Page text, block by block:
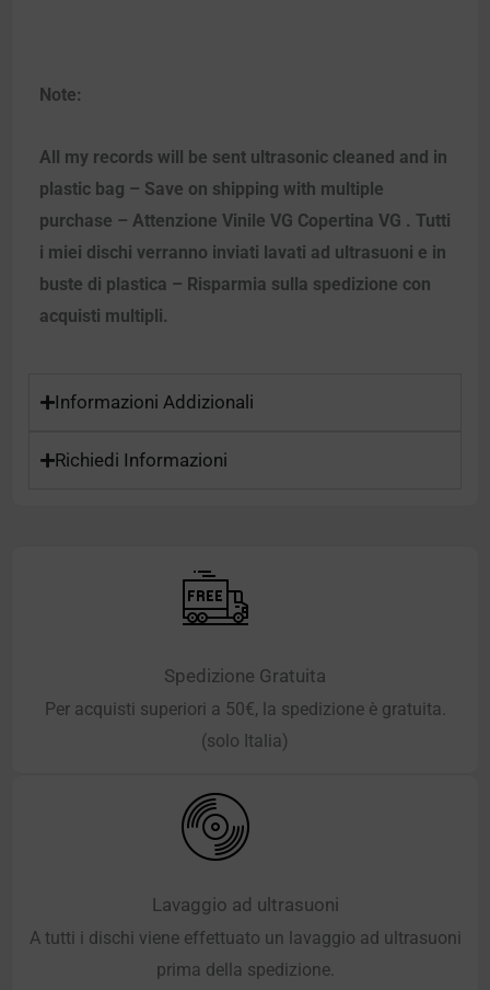
Note:
All my records will be sent ultrasonic cleaned and in
plastic bag – Save on shipping with multiple
purchase – Attenzione Vinile VG Copertina VG . Tutti
i miei dischi verranno inviati lavati ad ultrasuoni e in
buste di plastica – Risparmia sulla spedizione con
acquisti multipli.
Informazioni Addizionali
Richiedi Informazioni
Spedizione Gratuita
Per acquisti superiori a 50€, la spedizione è gratuita.
(solo Italia)
Lavaggio ad ultrasuoni
A tutti i dischi viene effettuato un lavaggio ad ultrasuoni
prima della spedizione.